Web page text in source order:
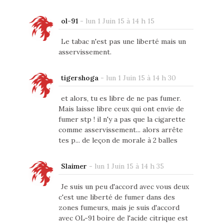
ol-91- lun 1 Juin 15 à 14 h 15
Le tabac n'est pas une liberté mais un
asservissement.
tigershoga- lun 1 Juin 15 à 14 h 30
et alors, tu es libre de ne pas fumer.
Mais laisse libre ceux qui ont envie de
fumer stp ! il n'y a pas que la cigarette
comme asservissement... alors arrête
tes p... de leçon de morale à 2 balles
Slaimer - lun 1 Juin 15 à 14 h 35
Je suis un peu d'accord avec vous deux
c'est une liberté de fumer dans des
zones fumeurs, mais je suis d'accord
avec OL-91 boire de l'acide citrique est